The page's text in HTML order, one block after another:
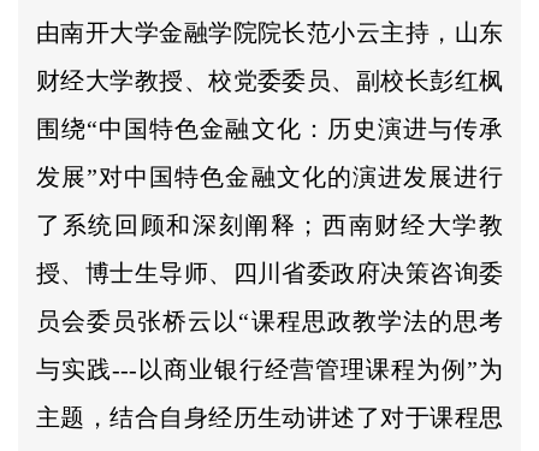
由南开大学金融学院院长范小云主持，山东
财经大学教授、校党委委员、副校长彭红枫
围绕“中国特色金融文化：历史演进与传承
发展”对中国特色金融文化的演进发展进行
了系统回顾和深刻阐释；西南财经大学教
授、博士生导师、四川省委政府决策咨询委
员会委员张桥云以“课程思政教学法的思考
与实践---以商业银行经营管理课程为例”为
主题，结合自身经历生动讲述了对于课程思